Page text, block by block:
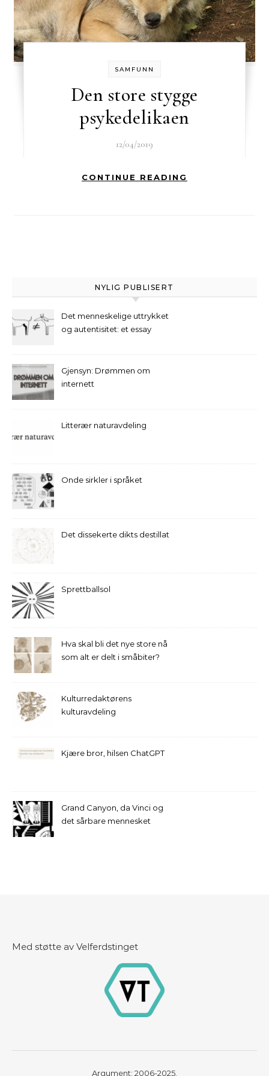
SAMFUNN
Den store stygge
psykedelikaen
12/04/2019
CONTINUE READING
NYLIG PUBLISERT
Det menneskelige uttrykket
og autentisitet: et essay
Gjensyn: Drømmen om
internett
Litterær naturavdeling
Onde sirkler i språket
Det dissekerte dikts destillat
Sprettballsol
Hva skal bli det nye store nå
som alt er delt i småbiter?
Kulturredaktørens
kulturavdeling
Kjære bror, hilsen ChatGPT
Grand Canyon, da Vinci og
det sårbare mennesket
Med støtte av Velferdstinget
Argument: 2006-2025.